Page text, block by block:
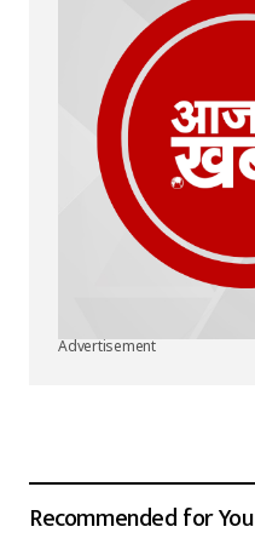
Advertisement
Recommended for You